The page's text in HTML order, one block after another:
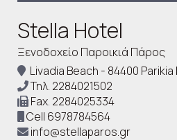
Stella Hotel
Ξενοδοχείο Παροικιά Πάρος
Livadia Beach - 84400
Τηλ. 2284021502
Fax. 2284025334
Cell 6978784564
info@stellaparos.gr